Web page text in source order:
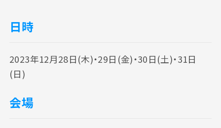
日時
2023年12月28日(木)・29日(金)・30日(土)・31日
(日)
会場